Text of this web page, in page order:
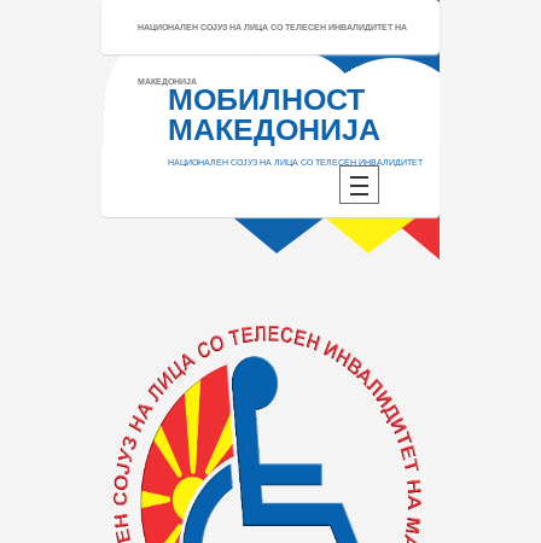
НАЦИОНАЛЕН СОЈУЗ НА ЛИЦА СО ТЕЛЕСЕН ИНВАЛИДИТЕТ НА
МАКЕДОНИЈА
МОБИЛНОСТ
МАКЕДОНИЈА
НАЦИОНАЛЕН СОЈУЗ НА ЛИЦА СО ТЕЛЕСЕН ИНВАЛИДИТЕТ